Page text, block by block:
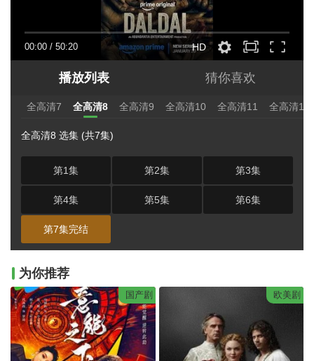
00:00 / 50:20 HD
播放列表 猜你喜欢
全高清7 全高清8 全高清9 全高清10 全高清11 全高清12
全高清8 选集 (共7集)
第1集 第2集 第3集
第4集 第5集 第6集
第7集完结
为你推荐
国产剧 欧美剧